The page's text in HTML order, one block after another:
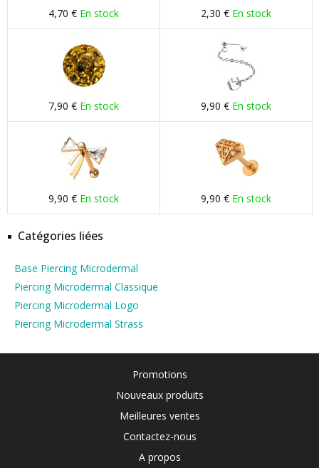
4,70 € En stock 2,30 € En stock
7,90 € En stock 9,90 € En stock
9,90 € En stock 9,90 € En stock
Catégories liées
Base Piercing Microdermal
Piercing Microdermal Classique
Piercing Microdermal Logo
Piercing Microdermal Strass
Promotions
Nouveaux produits
Meilleures ventes
Contactez-nous
A propos